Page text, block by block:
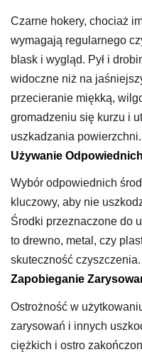
Czarne hokery, chociaż
wymagają regularnego
blask i wygląd. Pył i
widoczne niż na
przecieranie miękką,
gromadzeniu się kurzu i
uszkadzania powierzchni.
Używanie
Wybór odpowiednich
kluczowy, aby nie
Środki przeznaczone do
to drewno, metal, czy
skuteczność czyszczenia.
Zapobieganie
Ostrożność w
zarysowań i innych
ciężkich i ostro